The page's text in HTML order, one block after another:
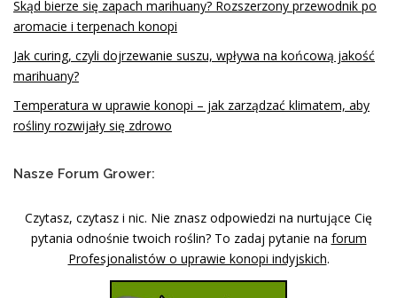
Skąd bierze się zapach marihuany? Rozszerzony przewodnik po
aromacie i terpenach konopi
Jak curing, czyli dojrzewanie suszu, wpływa na końcową jakość
marihuany?
Temperatura w uprawie konopi – jak zarządzać klimatem, aby
rośliny rozwijały się zdrowo
Nasze Forum Grower:
Czytasz, czytasz i nic. Nie znasz odpowiedzi na nurtujące Cię
pytania odnośnie twoich roślin? To zadaj pytanie na forum
Profesjonalistów o uprawie konopi indyjskich.